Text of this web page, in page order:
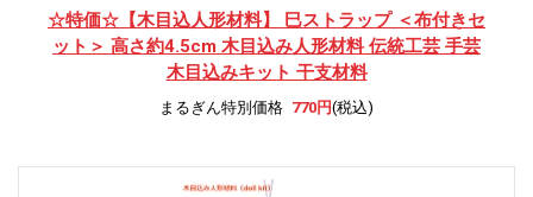
☆特価☆ 【木目込人形材料】 巳ストラップ ＜布付きセ
ット＞ 高さ約4.5cm 木目込み人形材料 伝統工芸 手芸
木目込みキット 干支材料
まるぎん特別価格 770円(税込)